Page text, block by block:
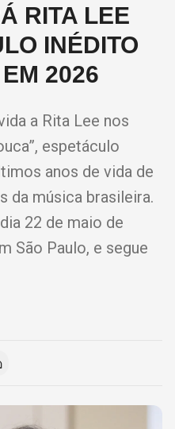
RITA LEE
INÉDITO
2026
a Rita Lee nos
espetáculo
anos de vida de
da música brasileira.
22 de maio de
São Paulo, e segue